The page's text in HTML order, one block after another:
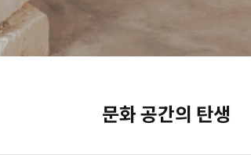
문화 공간의 탄생